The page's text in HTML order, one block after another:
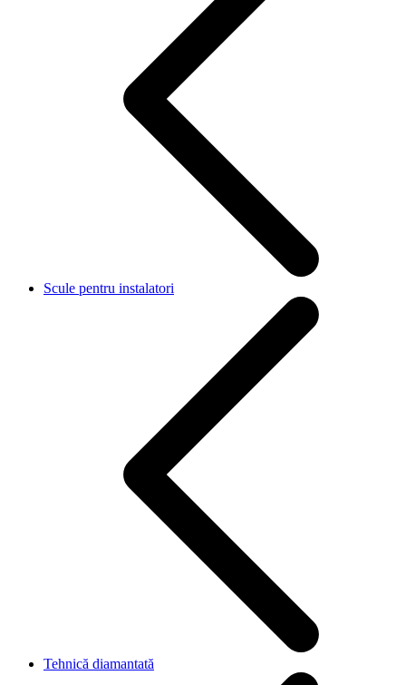
Scule pentru instalatori
Tehnică diamantată